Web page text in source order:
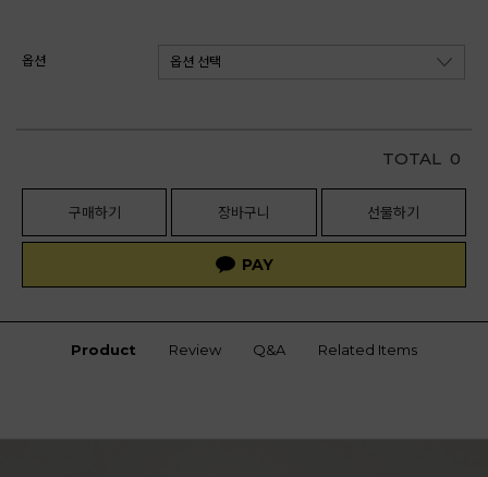
옵션
TOTAL 0
구매하기 장바구니 선물하기
Product Review Q&A Related Items